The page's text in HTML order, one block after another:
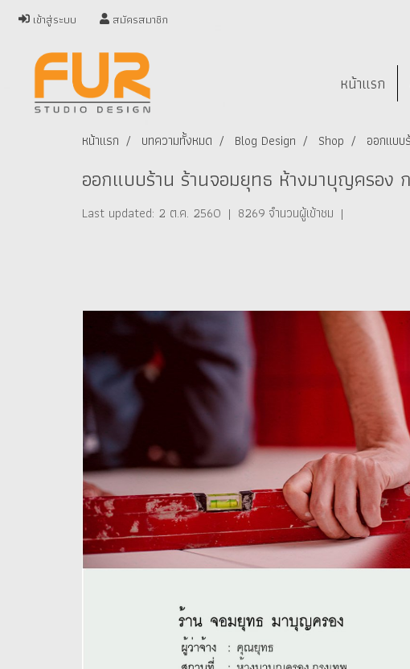
เข้าสู่ระบบ สมัครสมาชิก
หน้าแรก
หน้าแรก บทความทั้งหมด Blog Design Shop ออกแบบ
ออกแบบร้าน ร้านจอมยุทธ ห้างมาบุญครอง
Last updated: 2 ต.ค. 2560 | 8269 จำนวนผู้เข้าชม |